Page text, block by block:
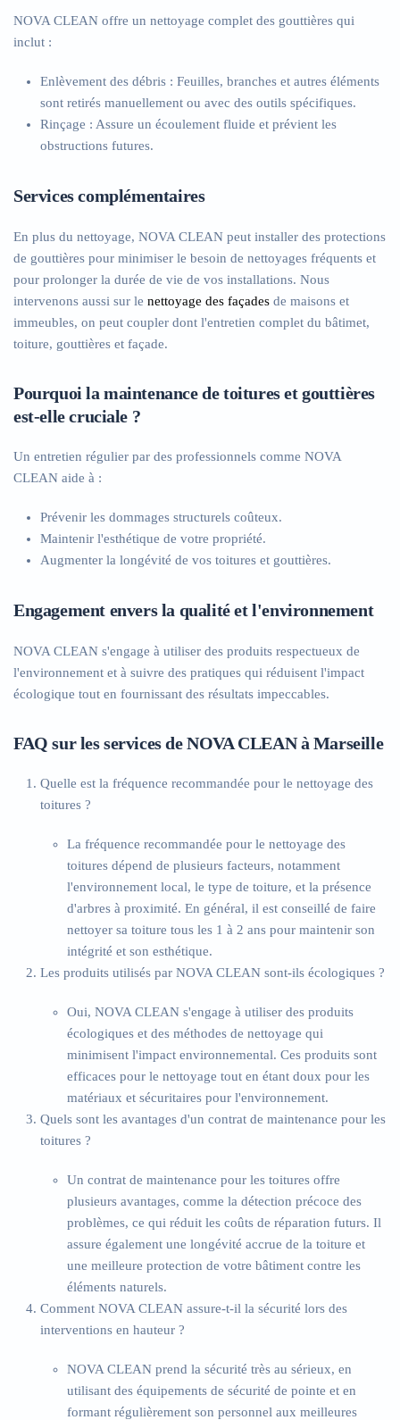
NOVA CLEAN offre un nettoyage complet des gouttières qui
inclut :
Enlèvement des débris : Feuilles, branches et autres éléments
sont retirés manuellement ou avec des outils spécifiques.
Rinçage : Assure un écoulement fluide et prévient les
obstructions futures.
Services complémentaires
En plus du nettoyage, NOVA CLEAN peut installer des protections
de gouttières pour minimiser le besoin de nettoyages fréquents et
pour prolonger la durée de vie de vos installations. Nous
intervenons aussi sur le nettoyage des façades de maisons et
immeubles, on peut coupler dont l'entretien complet du bâtimet,
toiture, gouttières et façade.
Pourquoi la maintenance de toitures et gouttières
est-elle cruciale ?
Un entretien régulier par des professionnels comme NOVA
CLEAN aide à :
Prévenir les dommages structurels coûteux.
Maintenir l'esthétique de votre propriété.
Augmenter la longévité de vos toitures et gouttières.
Engagement envers la qualité et l'environnement
NOVA CLEAN s'engage à utiliser des produits respectueux de
l'environnement et à suivre des pratiques qui réduisent l'impact
écologique tout en fournissant des résultats impeccables.
FAQ sur les services de NOVA CLEAN à Marseille
Quelle est la fréquence recommandée pour le nettoyage des
toitures ?
La fréquence recommandée pour le nettoyage des
toitures dépend de plusieurs facteurs, notamment
l'environnement local, le type de toiture, et la présence
d'arbres à proximité. En général, il est conseillé de faire
nettoyer sa toiture tous les 1 à 2 ans pour maintenir son
intégrité et son esthétique.
Les produits utilisés par NOVA CLEAN sont-ils écologiques ?
Oui, NOVA CLEAN s'engage à utiliser des produits
écologiques et des méthodes de nettoyage qui
minimisent l'impact environnemental. Ces produits sont
efficaces pour le nettoyage tout en étant doux pour les
matériaux et sécuritaires pour l'environnement.
Quels sont les avantages d'un contrat de maintenance pour les
toitures ?
Un contrat de maintenance pour les toitures offre
plusieurs avantages, comme la détection précoce des
problèmes, ce qui réduit les coûts de réparation futurs. Il
assure également une longévité accrue de la toiture et
une meilleure protection de votre bâtiment contre les
éléments naturels.
Comment NOVA CLEAN assure-t-il la sécurité lors des
interventions en hauteur ?
NOVA CLEAN prend la sécurité très au sérieux, en
utilisant des équipements de sécurité de pointe et en
formant régulièrement son personnel aux meilleures